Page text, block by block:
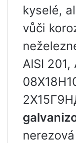
kyselé,
vůči
AISI